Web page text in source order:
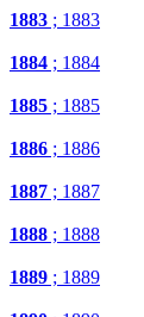
1883 ; 1883
1884 ; 1884
1885 ; 1885
1886 ; 1886
1887 ; 1887
1888 ; 1888
1889 ; 1889